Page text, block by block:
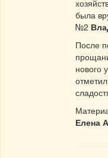
была
№2
После
нового
Елена